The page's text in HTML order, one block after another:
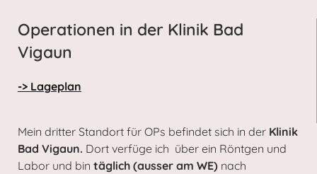
Operationen in der Klinik Bad
Vigaun
-> Lageplan
Mein dritter Standort für OPs befindet sich in der Klinik
Bad Vigaun. Dort verfüge ich über ein Röntgen und
Labor und bin täglich (ausser am WE) nach